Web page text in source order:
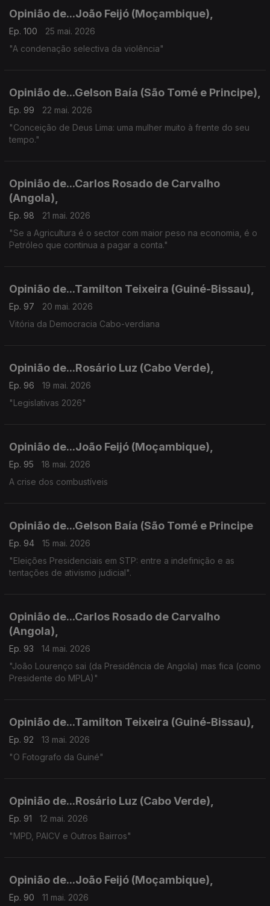
Opinião de...João Feijó (Moçambique),
Ep. 100
25 mai. 2026
"A condenação selectiva da violência"
Opinião de...Gelson Baía (São Tomé e Principe),
Ep. 99
22 mai. 2026
"Conceição de Deus Lima: uma mulher muito à frente do seu
tempo."
Opinião de...Carlos Rosado de Carvalho
(Angola),
Ep. 98
21 mai. 2026
"Se a Agricultura é o sector com maior peso na economia, é o
Petróleo que continua a pagar a conta."
Opinião de...Tamilton Teixeira (Guiné-Bissau),
Ep. 97
20 mai. 2026
Vitória da Democracia Cabo-verdiana
Opinião de...Rosário Luz (Cabo Verde),
Ep. 96
19 mai. 2026
"Legislativas 2026"
Opinião de...João Feijó (Moçambique),
Ep. 95
18 mai. 2026
A crise dos combustíveis
Opinião de...Gelson Baía (São Tomé e Principe
Ep. 94
15 mai. 2026
"Eleições Presidenciais em STP: entre a indefinição e as
tentações de ativismo judicial".
Opinião de...Carlos Rosado de Carvalho
(Angola),
Ep. 93
14 mai. 2026
"João Lourenço sai (da Presidência de Angola) mas fica (como
Presidente do MPLA)"
Opinião de...Tamilton Teixeira (Guiné-Bissau),
Ep. 92
13 mai. 2026
"O Fotografo da Guiné"
Opinião de...Rosário Luz (Cabo Verde),
Ep. 91
12 mai. 2026
"MPD, PAICV e Outros Bairros"
Opinião de...João Feijó (Moçambique),
Ep. 90 11 mai. 2026